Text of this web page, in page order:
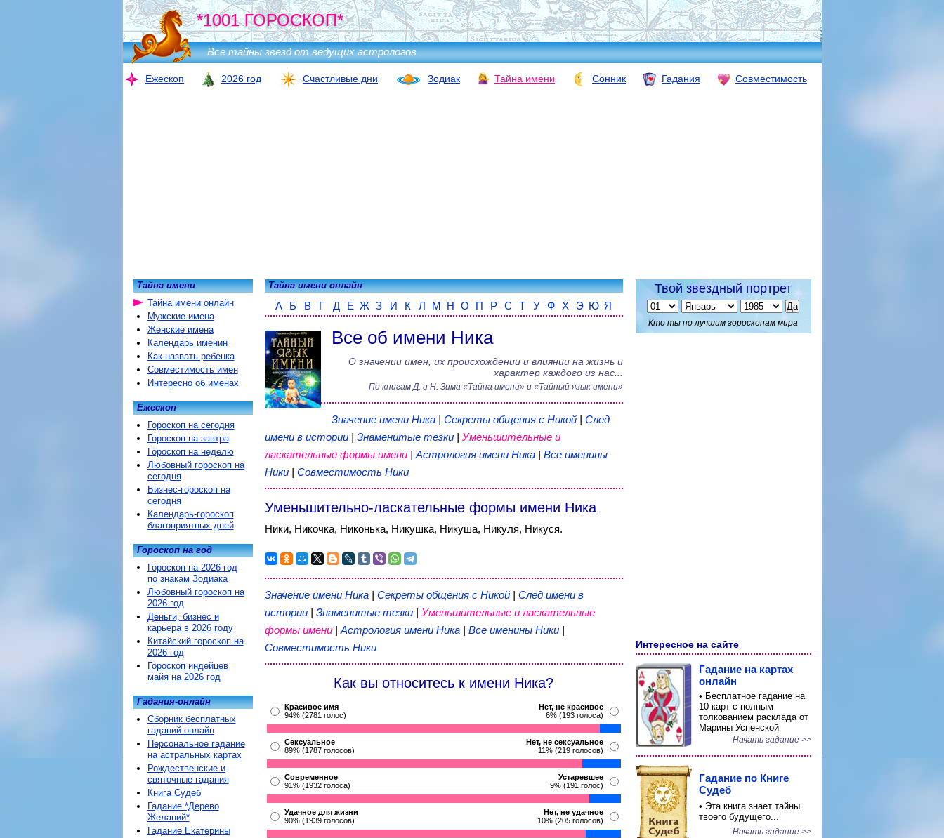
*1001 ГОРОСКОП*
Все тайны звезд от ведущих астрологов
Ежескоп 2026 год Счастливые дни Зодиак Тайна имени Сонник Гадания Совместимость
Тайна имени онлайн
А Б В Г Д Е Ж З И К Л М Н О П Р С Т У Ф Х Э Ю Я
Все об имени Ника
О значении имен, их происхождении и влиянии на жизнь и
характер каждого из нас...
По книгамД. и Н. Зима«Тайна имени» и «Тайный язык имени»
Значение имени Ника| Секреты общения с Никой | След
имени в истории| Знаменитые тезки| Уменьшительные и
ласкательные формы имени| Астрология имени Ника| Все именины
Ники | Совместимость Ники
Уменьшительно-ласкательные формы имени Ника
Ники, Никочка, Никонька, Никушка, Никуша, Никуля, Никуся.
Значение имени Ника| Секреты общения с Никой | След имени в
истории| Знаменитые тезки| Уменьшительные и ласкательные
формы имени| Астрология имени Ника| Все именины Ники |
Совместимость Ники
Как вы относитесь к имени Ника?
Красивое имя
94% (2781 голос)
Нет, не красивое
6% (193 голоса)
Сексуальное
89% (1787 голосов)
Нет, не сексуальное
11% (219 голосов)
Современное
91% (1932 голоса)
Устаревшее
9% (191 голос)
Удачное для жизни
90% (1939 голосов)
Нет, не удачное
10% (205 голосов)
Тайна имени
Тайна имени онлайн
Мужские имена
Женские имена
Календарь именин
Как назвать ребенка
Совместимость имен
Интересно об именах
Ежескоп
Гороскоп на сегодня
Гороскоп на завтра
Гороскоп на неделю
Любовный гороскоп на
сегодня
Бизнес-гороскоп на
сегодня
Календарь-гороскоп
благоприятных дней
Гороскоп на год
Гороскоп на 2026 год
по знакам Зодиака
Любовный гороскоп на
2026 год
Деньги, бизнес и
карьера в 2026 году
Китайский гороскоп на
2026 год
Гороскоп индейцев
майя на 2026 год
Гадания-онлайн
Сборник бесплатных
гаданий онлайн
Персональное гадание
на астральных картах
Рождественские и
святочные гадания
Книга Судеб
Гадание *Дерево
Желаний*
Гадание Екатерины
Твой звездный портрет
Кто ты по лучшим гороскопам мира
Интересное на сайте
Гадание на картах
онлайн
• Бесплатное гадание на
10 карт с полным
толкованием расклада от
Марины Успенской
Начать гадание >>
Гадание по Книге
Судеб
• Эта книга знает тайны
твоего будущего...
Начать гадание >>